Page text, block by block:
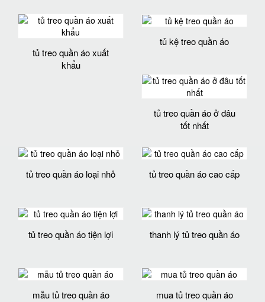
tủ treo quần áo xuất
khẩu
tủ kệ treo quần áo
tủ treo quần áo ở đâu
tốt nhất
tủ treo quần áo loại nhỏ tủ treo quần áo cao cấp
tủ treo quần áo tiện lợi thanh lý tủ treo quần áo
mẫu tủ treo quần áo mua tủ treo quần áo